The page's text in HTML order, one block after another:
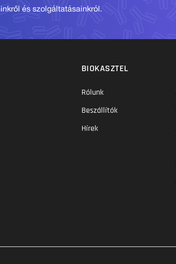
és szolgáltatásainkról.
BIOKASZTEL
Rólunk
Beszállítók
Hírek